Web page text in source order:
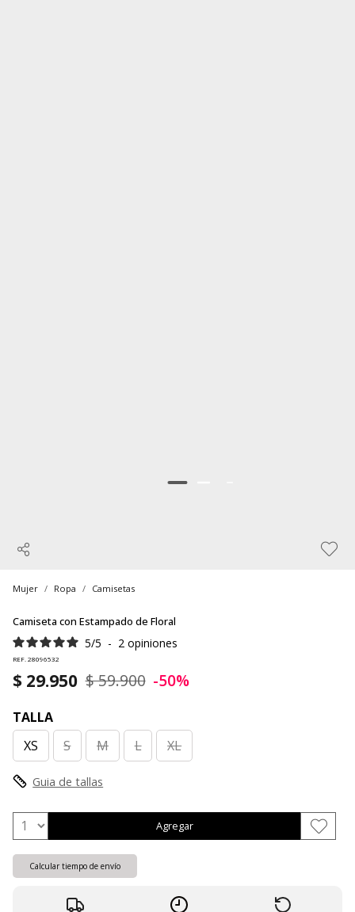
Mujer Ropa Camisetas
Camiseta con Estampado de Floral
5/5 - 2 opiniones
REF. 28096532
$ 29.950 $ 59.900 -50%
TALLA
XS
S M L XL
Guia de tallas
Agregar
Calcular tiempo de envío